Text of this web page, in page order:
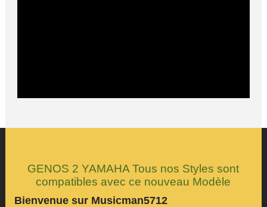
GENOS 2 YAMAHA Tous nos Styles sont
compatibles avec ce nouveau Modèle
Bienvenue sur Musicman5712